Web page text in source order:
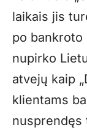
laikais jis
po bankroto
nupirko
atvejų kaip
klientams
nusprendęs